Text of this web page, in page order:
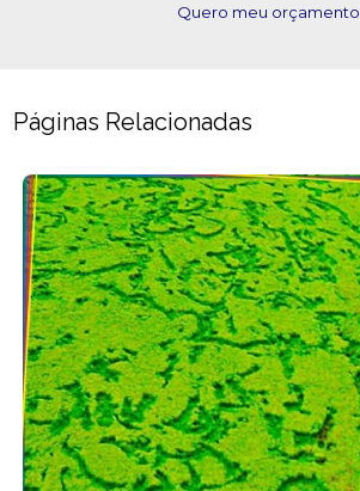
Quero meu orçamento
Páginas Relacionadas